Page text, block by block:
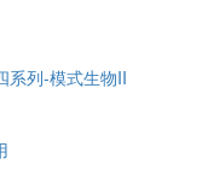
系列-模式生物II